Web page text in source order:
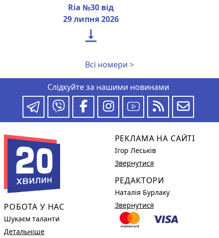
Ria №30 від
29 липня 2026

Всі номери >
Слідкуйте за нашими новинами
РОБОТА У НАС
Шукаєм таланти
Детальніше
РЕКЛАМА НА САЙТІ
Ігор Леськів
Звернутися
РЕДАКТОРИ
Наталія Бурлаку
Звернутися